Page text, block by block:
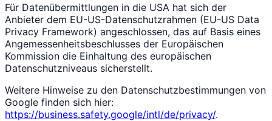
Für Datenübermittlungen in die USA hat sich der
Anbieter dem EU-US-Datenschutzrahmen (EU-US Data
Privacy Framework) angeschlossen, das auf Basis eines
Angemessenheitsbeschlusses der Europäischen
Kommission die Einhaltung des europäischen
Datenschutzniveaus sicherstellt.
Weitere Hinweise zu den Datenschutzbestimmungen von
Google finden sich hier:
https://business.safety.google/intl/de/privacy/.